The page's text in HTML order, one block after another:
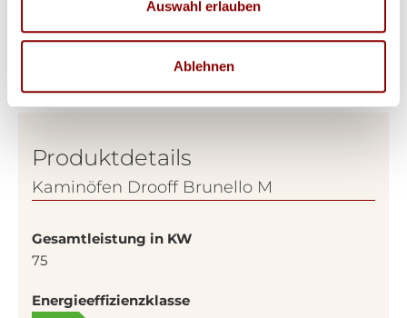
Auswahl erlauben
Ablehnen
Produktdetails
Kaminöfen Drooff Brunello M
Gesamtleistung in KW
75
Energieeffizienzklasse